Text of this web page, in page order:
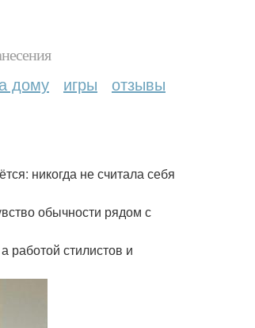
дому игры отзывы
никогда не считала себя
обычности рядом с
работой стилистов и